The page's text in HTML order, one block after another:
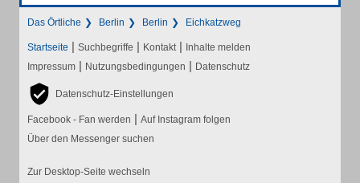
Das Örtliche Berlin Berlin Eichkatzweg
Startseite | Suchbegriffe | Kontakt | Inhalte melden
Impressum | Nutzungsbedingungen | Datenschutz
Datenschutz-Einstellungen
Facebook - Fan werden | Auf Instagram folgen
Über den Messenger suchen
Zur Desktop-Seite wechseln